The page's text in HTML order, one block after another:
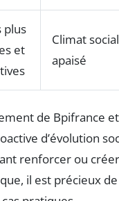
plus
et
Climat social
apaisé
de Bpifrance
d’évolution
renforcer ou créer
il est précieux